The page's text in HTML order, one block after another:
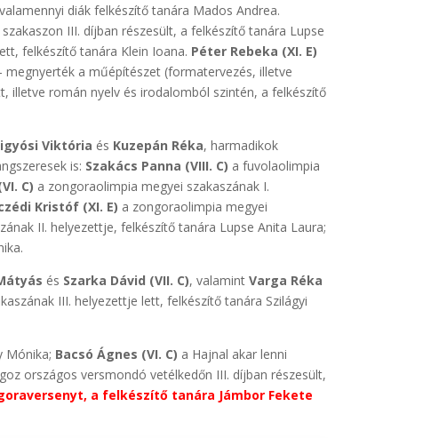
diák felkészítő tanára Mados Andrea.
III. díjban részesült, a felkészítő tanára Lupse
felkészítő tanára Klein Ioana. Péter Rebeka (XI. E)
a műépítészet (formatervezés, illetve
illetve román nyelv és irodalomból szintén, a felkészítő
Viktória és Kuzepán Réka, harmadikok
is: Szakács Panna (VIII. C) a fuvolaolimpia
C) a zongoraolimpia megyei szakaszának I.
Kristóf (XI. E) a zongoraolimpia megyei
II. helyezettje, felkészítő tanára Lupse Anita Laura;
és Szarka Dávid (VII. C), valamintVarga Réka
III. helyezettje lett, felkészítő tanára Szilágyi
Mónika; Bacsó Ágnes (VI. C) a Hajnal akar lenni
országos versmondó vetélkedőn III. díjban részesült,
a felkészítő tanára Jámbor Fekete